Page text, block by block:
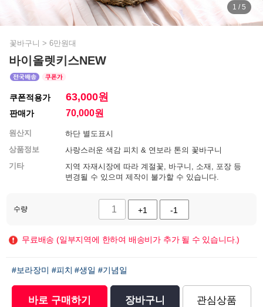
1 / 5
꽃바구니 > 6만원대
바이올렛키스NEW
쿠폰적용가 63,000원
판매가 70,000원
원산지
하단 별도표시
상품정보
사랑스러운 색감 피치 & 연보라 톤의 꽃바구니
기타
지역 자재시장에 따라 계절꽃, 바구니, 소재, 포장 등
변경될 수 있으며 제작이 불가할 수 있습니다.
수량 +1 -1
무료배송 (일부지역에 한하여 배송비가 추가 될 수 있습니다.)
#보라장미 #피치 #생일 #기념일
바로 구매하기 장바구니 관심상품